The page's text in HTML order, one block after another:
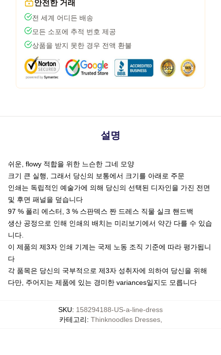
안전한 거래
전 세계 어디든 배송
모든 소포에 추적 번호 제공
상품을 받지 못한 경우 전액 환불
설명
쉬운, flowy 적합을 위한 느슨한 그네 모양
크기 큰 실행, 그래서 당신의 보통에서 크기를 아래로 주문
인쇄는 독립적인 예술가에 의해 당신의 선택된 디자인을 가진 전면
및 후면 패널을 덮습니다
97 % 폴리 에스터, 3 % 스판덱스 짠 드레스 직물 실크 핸드백
생산 공정으로 인해 인쇄의 배치는 미리보기에서 약간 다를 수 있습
니다.
이 제품의 제3자 인쇄 기계는 국제 노동 조직 기준에 따라 평가됩니
다
각 품목은 당신의 국부적으로 제3자 성취자에 의하여 당신을 위해
다만, 주어지는 제품에 있는 경미한 variances일지도 모릅니다
SKU: 158294188-US-a-line-dress
카테고리: Thinknoodles Dresses,